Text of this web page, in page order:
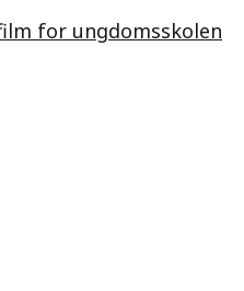
for ungdomsskolen